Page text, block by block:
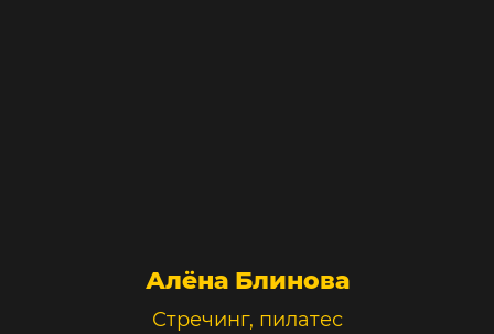
Алёна Блинова
Стречинг, пилатес